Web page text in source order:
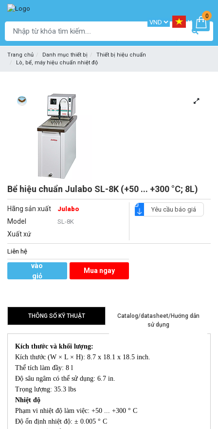
0
Trang chủ Danh mục thiết bị
Thiết bị hiệu chuẩn
Lò, bể, máy hiệu chuẩn nhiệt độ
Bể hiệu chuẩn Julabo SL-8K (+50 ... +300 °C; 8L)
Hãng sản xuất Julabo
Model SL-8K
Xuất xứ
Yêu cầu báo giá
Liên hệ
vào
giỏ
Mua ngay
THÔNG SỐ KỸ THUẬT
Catalog/datasheet/Hướng dẫn
sử dụng
Kích thước và khối lượng:
Kích thước (W × L × H): 8.7 x 18.1 x 18.5 inch.
Thể tích làm đầy: 8 l
Độ sâu ngâm có thể sử dụng: 6.7 in.
Trọng lượng: 35.3 lbs
Nhiệt độ
Phạm vi nhiệt độ làm việc: +50 ... +300 ° C
Độ ổn định nhiệt độ: ± 0.005 ° C